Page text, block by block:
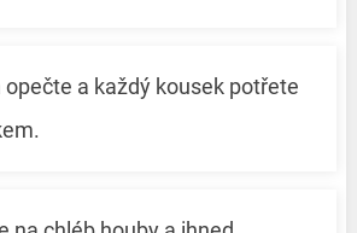
opečte a každý kousek potřete